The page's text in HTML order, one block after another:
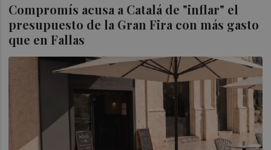
Compromís acusa a Catalá de "inflar" el
presupuesto de la Gran Fira con más gasto
que en Fallas